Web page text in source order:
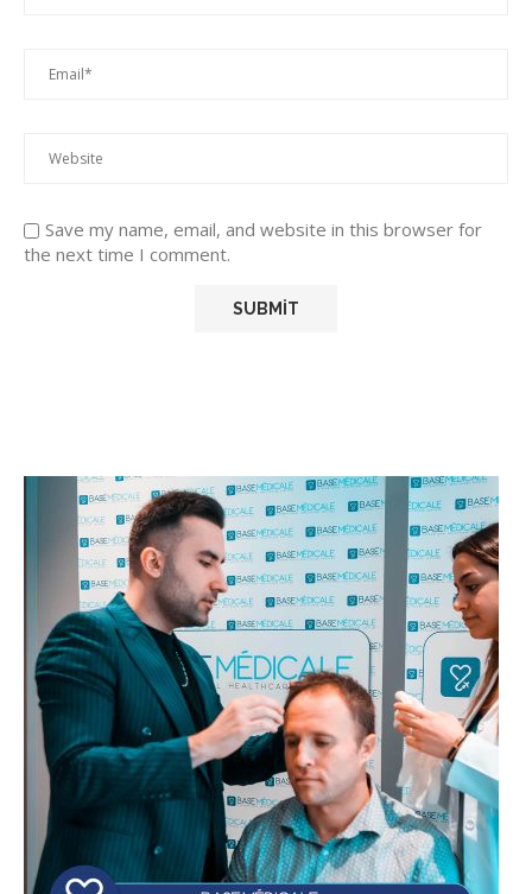
Save my name, email, and website in this browser for
the next time I comment.